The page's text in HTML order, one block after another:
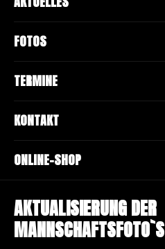
FOTOS
TERMINE
KONTAKT
ONLINE-SHOP
AKTUALISIERUNG DER
MANNSCHAFTSFOTO`S